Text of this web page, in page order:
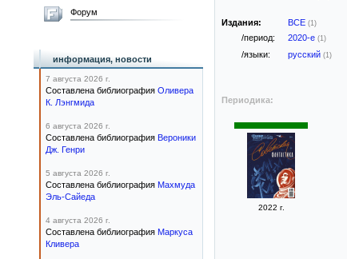
Издания: ВСЕ (1)
/период: 2020-е (1)
/языки: русский (1)
Периодика:
2022 г.
Форум
информация, новости
7 августа 2026 г.
Составлена библиография Оливера
К. Лэнгмида
6 августа 2026 г.
Составлена библиография Вероники
Дж. Генри
5 августа 2026 г.
Составлена библиография Махмуда
Эль-Сайеда
4 августа 2026 г.
Составлена библиография Маркуса
Кливера